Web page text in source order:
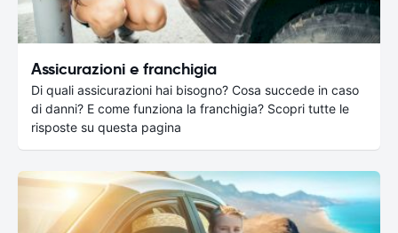
Assicurazioni e franchigia
Di quali assicurazioni hai bisogno? Cosa succede in caso
di danni? E come funziona la franchigia? Scopri tutte le
risposte su questa pagina